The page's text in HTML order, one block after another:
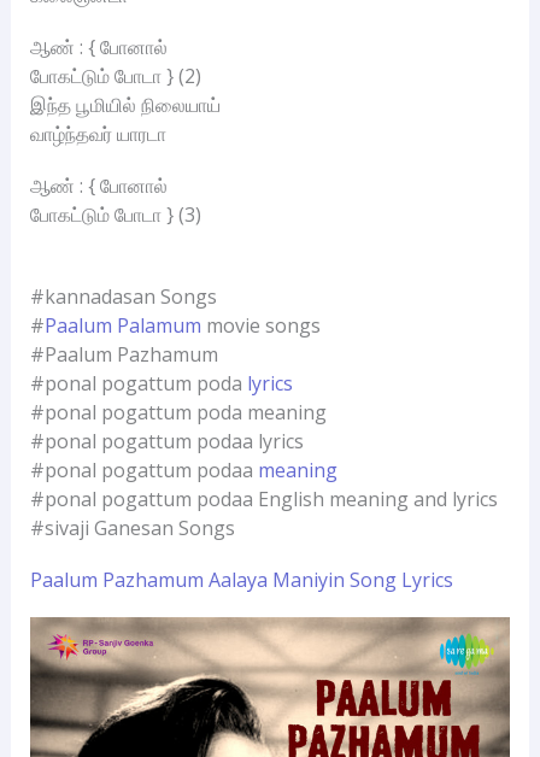
ஆண் : { போனால்
போகட்டும் போடா } (2)
இந்த பூமியில் நிலையாய்
வாழ்ந்தவர் யாரடா
ஆண் : { போனால்
போகட்டும் போடா } (3)
#kannadasan Songs
#Paalum Palamum movie songs
#Paalum Pazhamum
#ponal pogattum poda lyrics
#ponal pogattum poda meaning
#ponal pogattum podaa lyrics
#ponal pogattum podaa meaning
#ponal pogattum podaa English meaning and lyrics
#sivaji Ganesan Songs
Paalum Pazhamum Aalaya Maniyin Song Lyrics